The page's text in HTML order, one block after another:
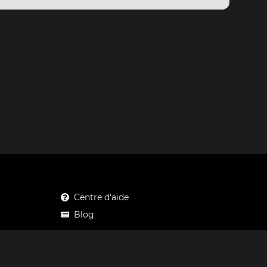
Centre d'aide
Blog